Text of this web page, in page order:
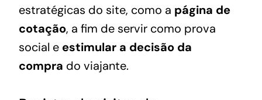
estratégicas do site, como a página de
cotação, a fim de servir como prova
social e estimular a decisão da
compra do viajante.